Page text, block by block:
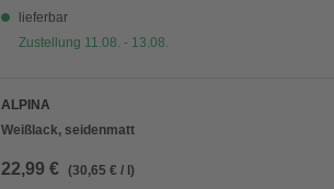
lieferbar
Zustellung 11.08. - 13.08.
ALPINA
Weißlack, seidenmatt
22,99 € (30,65 € / l)